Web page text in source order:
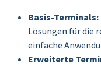
Basis-Terminals:
Lösungen für die
einfache
Erweiterte